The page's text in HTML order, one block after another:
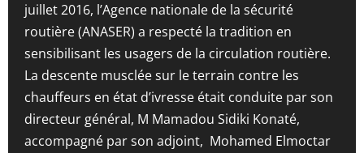
juillet 2016, l’Agence nationale de la sécurité
routière (ANASER) a respecté la tradition en
sensibilisant les usagers de la circulation routière.
La descente musclée sur le terrain contre les
chauffeurs en état d’ivresse était conduite par son
directeur général, M Mamadou Sidiki Konaté,
accompagné par son adjoint, Mohamed Elmoctar